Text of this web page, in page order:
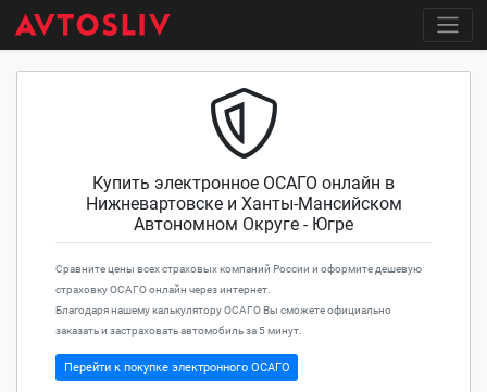
Купить электронное ОСАГО онлайн в
Нижневартовске и Ханты-Мансийском
Автономном Округе - Югре
Сравните цены всех страховых компаний России и оформите дешевую
страховку ОСАГО онлайн через интернет.
Благодаря нашему калькулятору ОСАГО Вы сможете официально
заказать и застраховать автомобиль за 5 минут.
Перейти к покупке электронного ОСАГО